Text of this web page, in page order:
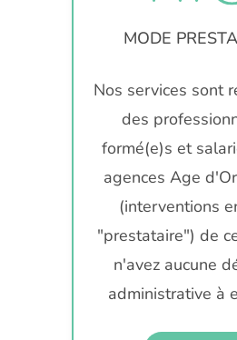
MODE
Nos services sont
des
formé(e)s et
agences Age
(interventions
"prestataire") de
n'avez aucune
administrative à